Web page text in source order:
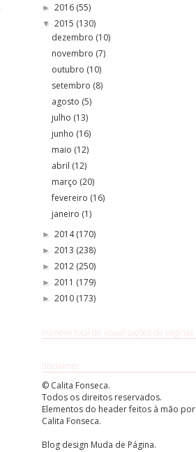
► 2016 (55)
▼ 2015 (130)
dezembro (10)
novembro (7)
outubro (10)
setembro (8)
agosto (5)
julho (13)
junho (16)
maio (12)
abril (12)
março (20)
fevereiro (16)
janeiro (1)
► 2014(170)
► 2013 (238)
► 2012 (250)
► 2011 (179)
► 2010 (173)
número total de visualizações de páginas
disclaimer
© Calita Fonseca.
Todos os direitos reservados.
Elementos do header feitos à mão por
Calita Fonseca.
Blog design Muda de Página.